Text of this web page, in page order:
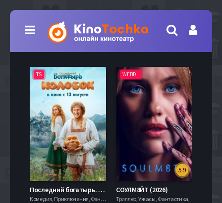
TS
Последний богатырь. Колобок (2026)
Комедия, Приключения, Фэнтези,
WEBDL
5.9
СОУЛМ8ЙТ (2026)
Триллер, Ужасы, Фантастика,